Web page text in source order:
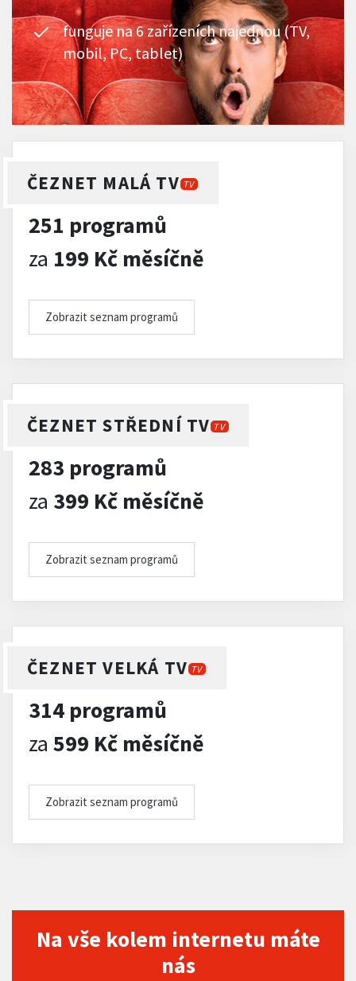
funguje na 6 zařízeních najednou (TV,
mobil, PC, tablet)
ČEZNET MALÁ TV TV
251 programů
za 199 Kč měsíčně
Zobrazit seznam programů
ČEZNET STŘEDNÍ TV TV
283 programů
za 399 Kč měsíčně
Zobrazit seznam programů
ČEZNET VELKÁ TV TV
314 programů
za 599 Kč měsíčně
Zobrazit seznam programů
Na vše kolem internetu máte
nás